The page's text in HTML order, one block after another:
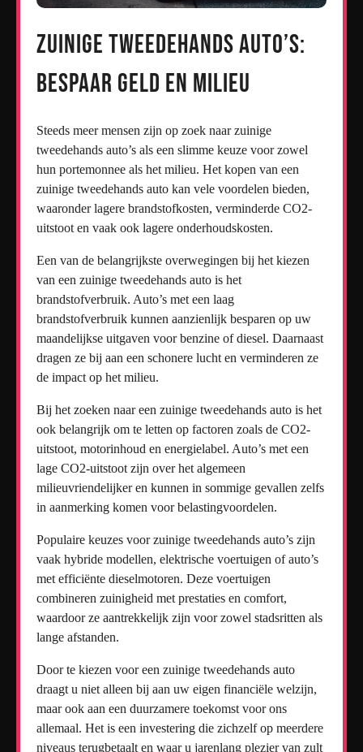
Zuinige Tweedehands Auto’s:
Bespaar Geld en Milieu
Steeds meer mensen zijn op zoek naar zuinige
tweedehands auto’s als een slimme keuze voor zowel
hun portemonnee als het milieu. Het kopen van een
zuinige tweedehands auto kan vele voordelen bieden,
waaronder lagere brandstofkosten, verminderde CO2-
uitstoot en vaak ook lagere onderhoudskosten.
Een van de belangrijkste overwegingen bij het kiezen
van een zuinige tweedehands auto is het
brandstofverbruik. Auto’s met een laag
brandstofverbruik kunnen aanzienlijk besparen op uw
maandelijkse uitgaven voor benzine of diesel. Daarnaast
dragen ze bij aan een schonere lucht en verminderen ze
de impact op het milieu.
Bij het zoeken naar een zuinige tweedehands auto is het
ook belangrijk om te letten op factoren zoals de CO2-
uitstoot, motorinhoud en energielabel. Auto’s met een
lage CO2-uitstoot zijn over het algemeen
milieuvriendelijker en kunnen in sommige gevallen zelfs
in aanmerking komen voor belastingvoordelen.
Populaire keuzes voor zuinige tweedehands auto’s zijn
vaak hybride modellen, elektrische voertuigen of auto’s
met efficiënte dieselmotoren. Deze voertuigen
combineren zuinigheid met prestaties en comfort,
waardoor ze aantrekkelijk zijn voor zowel stadsritten als
lange afstanden.
Door te kiezen voor een zuinige tweedehands auto
draagt u niet alleen bij aan uw eigen financiële welzijn,
maar ook aan een duurzamere toekomst voor ons
allemaal. Het is een investering die zichzelf op meerdere
niveaus terugbetaalt en waar u jarenlang plezier van zult